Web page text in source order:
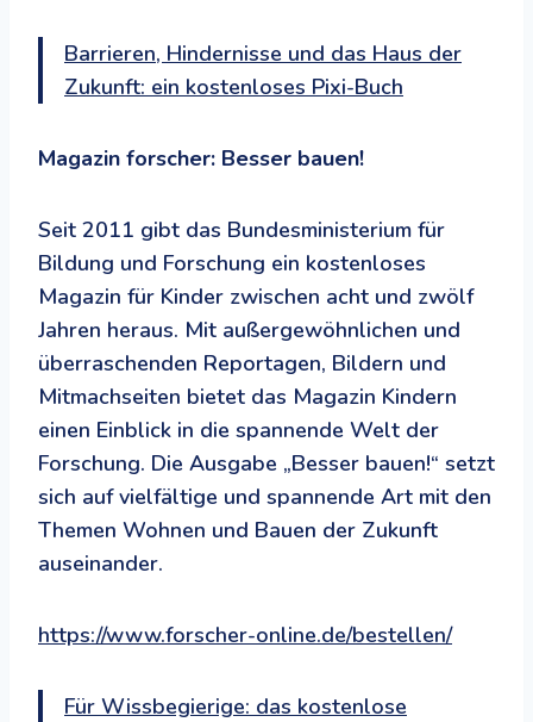
Barrieren, Hindernisse und das Haus der
Zukunft: ein kostenloses Pixi-Buch
Magazin forscher: Besser bauen!
Seit 2011 gibt das Bundesministerium für
Bildung und Forschung ein kostenloses
Magazin für Kinder zwischen acht und zwölf
Jahren heraus. Mit außergewöhnlichen und
überraschenden Reportagen, Bildern und
Mitmachseiten bietet das Magazin Kindern
einen Einblick in die spannende Welt der
Forschung. Die Ausgabe „Besser bauen!“ setzt
sich auf vielfältige und spannende Art mit den
Themen Wohnen und Bauen der Zukunft
auseinander.
https://www.forscher-online.de/bestellen/
Für Wissbegierige: das kostenlose